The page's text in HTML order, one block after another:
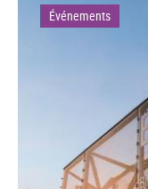
Événements